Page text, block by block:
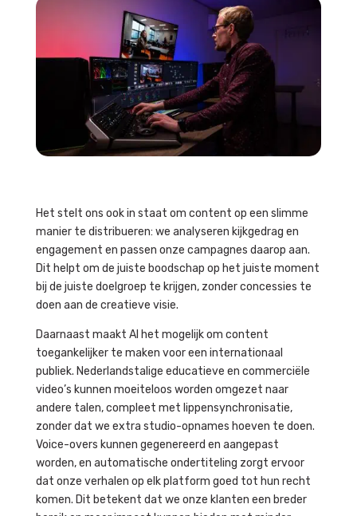
Het stelt ons ook in staat om content op een slimme
manier te distribueren: we analyseren kijkgedrag en
engagement en passen onze campagnes daarop aan.
Dit helpt om de juiste boodschap op het juiste moment
bij de juiste doelgroep te krijgen, zonder concessies te
doen aan de creatieve visie.
Daarnaast maakt AI het mogelijk om content
toegankelijker te maken voor een internationaal
publiek. Nederlandstalige educatieve en commerciële
video’s kunnen moeiteloos worden omgezet naar
andere talen, compleet met lippensynchronisatie,
zonder dat we extra studio-opnames hoeven te doen.
Voice-overs kunnen gegenereerd en aangepast
worden, en automatische ondertiteling zorgt ervoor
dat onze verhalen op elk platform goed tot hun recht
komen. Dit betekent dat we onze klanten een breder